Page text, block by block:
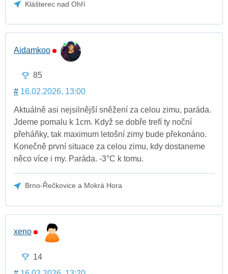
Klášterec nad Ohří
Aidamkoo
85
# 16.02.2026, 13:00
Aktuálně asi nejsilnější sněžení za celou zimu, paráda.
Jdeme pomalu k 1cm. Když se dobře trefí ty noční
přeháňky, tak maximum letošní zimy bude překonáno.
Konečně první situace za celou zimu, kdy dostaneme
něco více i my. Paráda. -3°C k tomu.
Brno-Řečkovice a Mokrá Hora
xeno
14